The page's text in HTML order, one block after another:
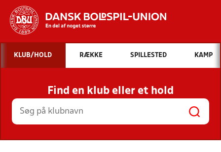
Hvad vil du søge efter?
INDHOLD OG NYHEDER
STILLINGER, RESULTATER, KLUBBER OG
HOLD
KLUB/HOLD RÆKKE SPILLESTED KAMP
Find en klub eller et hold